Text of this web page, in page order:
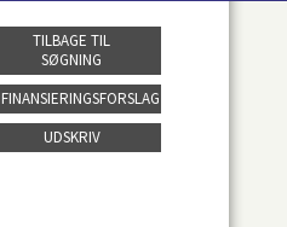
TILBAGE TIL
SØGNING
FINANSIERINGSFORSLAG
UDSKRIV